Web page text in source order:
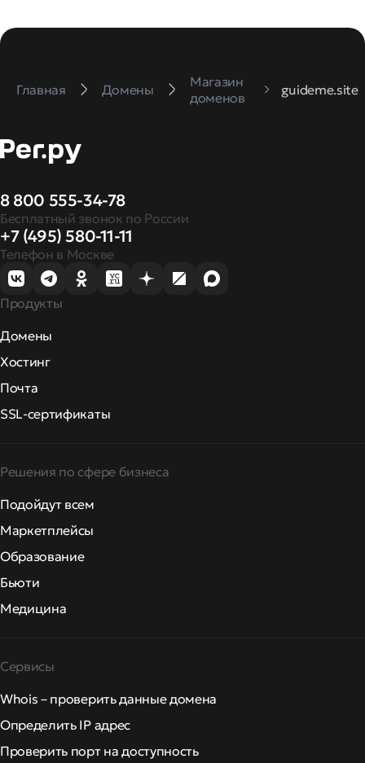
Главная Домены
Магазин
доменов
guideme.site
8 800 555-34-78
Бесплатный звонок по России
+7 (495) 580-11-11
Телефон в Москве
Продукты
Домены
Хостинг
Почта
SSL-сертификаты
Решения по сфере бизнеса
Подойдут всем
Маркетплейсы
Образование
Бьюти
Медицина
Сервисы
Whois – проверить данные домена
Определить IP адрес
Проверить порт на доступность